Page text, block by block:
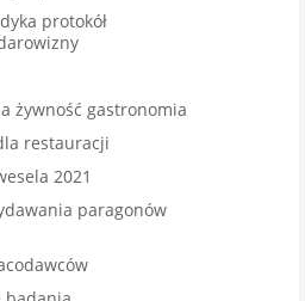
protokół
żywność gastronomia
restauracji
2021
paragonów